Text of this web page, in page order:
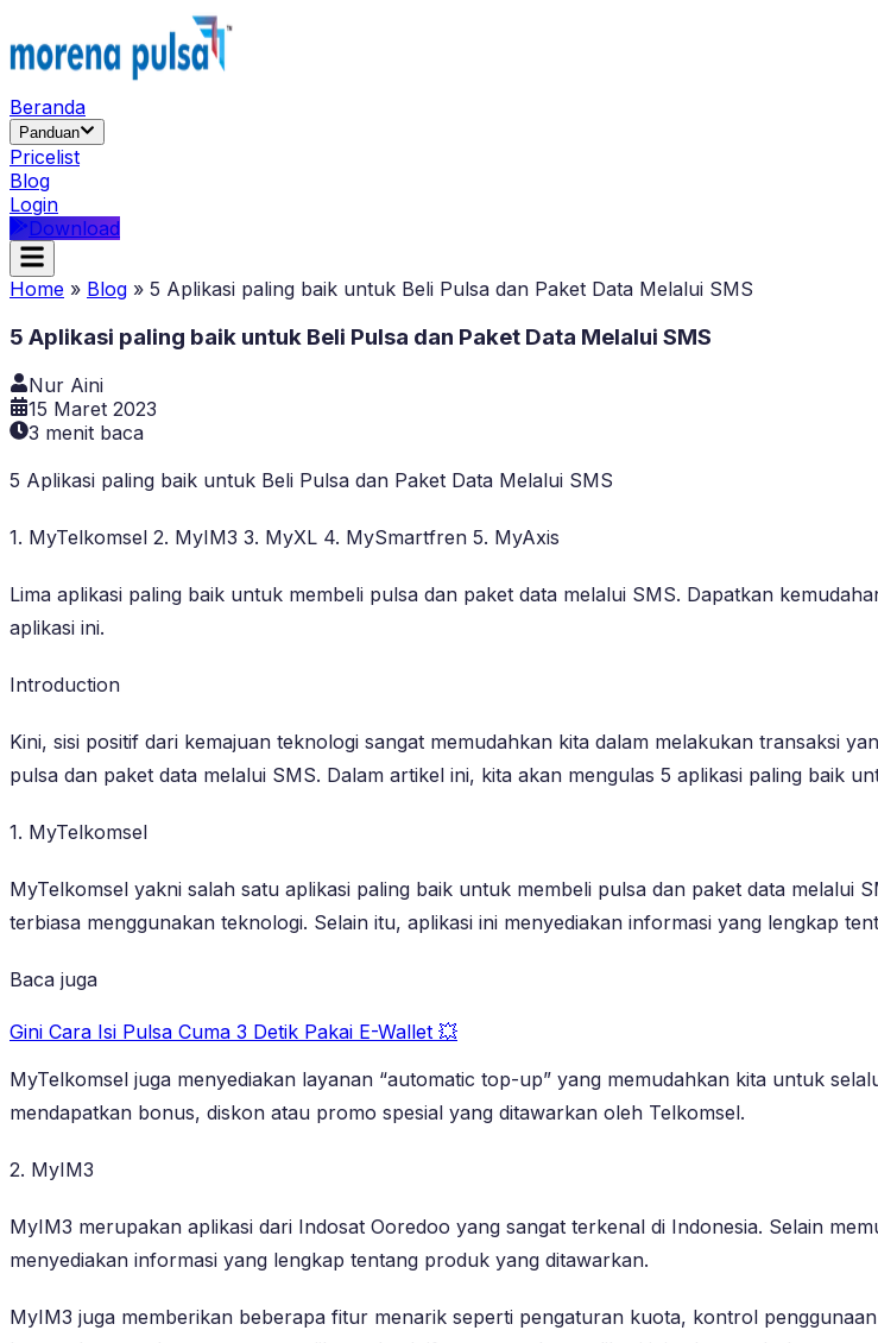
Beranda
Panduan
Pricelist
Blog
Login
Download
Home » Blog » 5 Aplikasi paling baik untuk Beli Pulsa dan Paket Data Melalui SMS
5 Aplikasi paling baik untuk Beli Pulsa dan Paket Data Melalui SMS
Nur Aini
15 Maret 2023
3 menit baca
5 Aplikasi paling baik untuk Beli Pulsa dan Paket Data Melalui SMS
1. MyTelkomsel 2. MyIM3 3. MyXL 4. MySmartfren 5. MyAxis
Lima aplikasi paling baik untuk membeli pulsa dan paket data melalui SMS. Dapatkan
aplikasi ini.
Introduction
Kini, sisi positif dari kemajuan teknologi sangat memudahkan kita dalam melakukan transaksi
pulsa dan paket data melalui SMS. Dalam artikel ini, kita akan mengulas 5 aplikasi paling baik
1. MyTelkomsel
MyTelkomsel yakni salah satu aplikasi paling baik untuk membeli pulsa dan paket data melalui
terbiasa menggunakan teknologi. Selain itu, aplikasi ini menyediakan informasi yang lengkap
Baca juga
Gini Cara Isi Pulsa Cuma 3 Detik Pakai E-Wallet 💥
MyTelkomsel juga menyediakan layanan “automatic top-up” yang memudahkan kita untuk
mendapatkan bonus, diskon atau promo spesial yang ditawarkan oleh Telkomsel.
2. MyIM3
MyIM3 merupakan aplikasi dari Indosat Ooredoo yang sangat terkenal di Indonesia. Selain
menyediakan informasi yang lengkap tentang produk yang ditawarkan.
MyIM3 juga memberikan beberapa fitur menarik seperti pengaturan kuota, kontrol